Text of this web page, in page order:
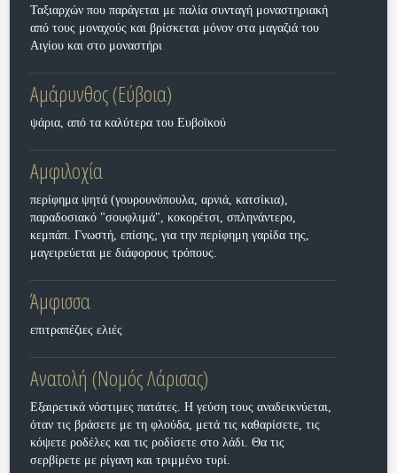
Ταξιαρχών που παράγεται με παλία συνταγή μοναστηριακή
από τους μοναχούς και βρίσκεται μόνον στα μαγαζιά του
Αιγίου και στο μοναστήρι
Αμάρυνθος (Εύβοια)
ψάρια, από τα καλύτερα του Ευβοϊκού
Αμφιλοχία
περίφημα ψητά (γουρουνόπουλα, αρνιά, κατσίκια),
παραδοσιακό "σουφλιμά", κοκορέτσι, σπληνάντερο,
κεμπάπ. Γνωστή, επίσης, για την περίφημη γαρίδα της,
μαγειρεύεται με διάφορους τρόπους.
Άμφισσα
επιτραπέζιες ελιές
Ανατολή (Νομός Λάρισας)
Εξαιρετικά νόστιμες πατάτες. Η γεύση τους αναδεικνύεται,
όταν τις βράσετε με τη φλούδα, μετά τις καθαρίσετε, τις
κόψετε ροδέλες και τις ροδίσετε στο λάδι. Θα τις
σερβίρετε με ρίγανη και τριμμένο τυρί.